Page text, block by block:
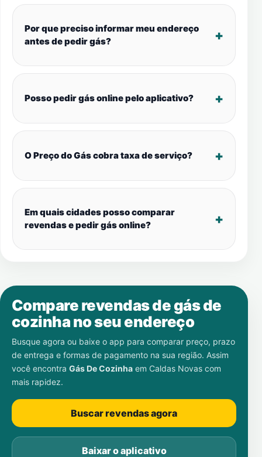
Por que preciso informar meu endereço
antes de pedir gás?
Posso pedir gás online pelo aplicativo?
O Preço do Gás cobra taxa de serviço?
Em quais cidades posso comparar
revendas e pedir gás online?
Compare revendas de gás de
cozinha no seu endereço
Busque agora ou baixe o app para comparar preço, prazo
de entrega e formas de pagamento na sua região. Assim
você encontra Gás De Cozinha em Caldas Novas com
mais rapidez.
Buscar revendas agora
Baixar o aplicativo